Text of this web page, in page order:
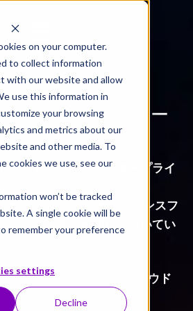
on your computer.
to collect information
with our website and allow
use this information in
your browsing
and metrics about our
and other media. To
cookies we use, see our
won’t be tracked
A single cookie will be
remember your preference
settings
Decline
トランスフォーメー
スプロバイダとエンタープライ
のネットワークトランスフ
ーションをご利用いただいてい
ワーキング | セキュアクラウド